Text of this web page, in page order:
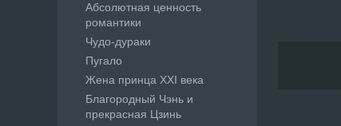
Абсолютная ценность
романтики
Чудо-дураки
Пугало
Жена принца XXI века
Благородный Чэнь и
прекрасная Цзинь